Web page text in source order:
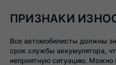
ПРИЗНАКИ
Все автомобилисты должны
срок службы аккумулятора,
неприятную ситуацию. Можно